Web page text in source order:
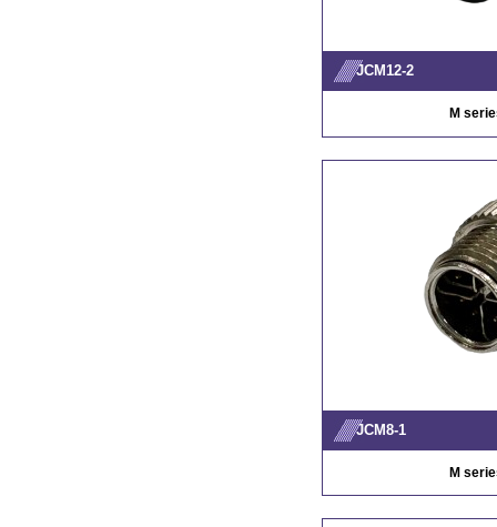
JCM12-2
M
JCM8-1
M